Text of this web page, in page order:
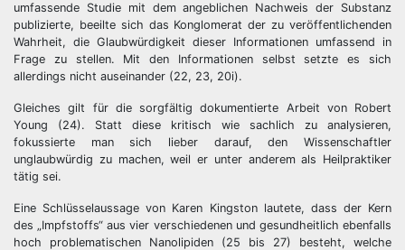
umfassende Studie mit dem angeblichen Nachweis der Substanz
publizierte, beeilte sich das Konglomerat der zu veröffentlichenden
Wahrheit, die Glaubwürdigkeit dieser Informationen umfassend in
Frage zu stellen. Mit den Informationen selbst setzte es sich
allerdings nicht auseinander (22, 23, 20i).
Gleiches gilt für die sorgfältig dokumentierte Arbeit von Robert
Young (24). Statt diese kritisch wie sachlich zu analysieren,
fokussierte man sich lieber darauf, den Wissenschaftler
unglaubwürdig zu machen, weil er unter anderem als Heilpraktiker
tätig sei.
Eine Schlüsselaussage von Karen Kingston lautete, dass der Kern
des „Impfstoffs“ aus vier verschiedenen und gesundheitlich ebenfalls
hoch problematischen Nanolipiden (25 bis 27) besteht, welche